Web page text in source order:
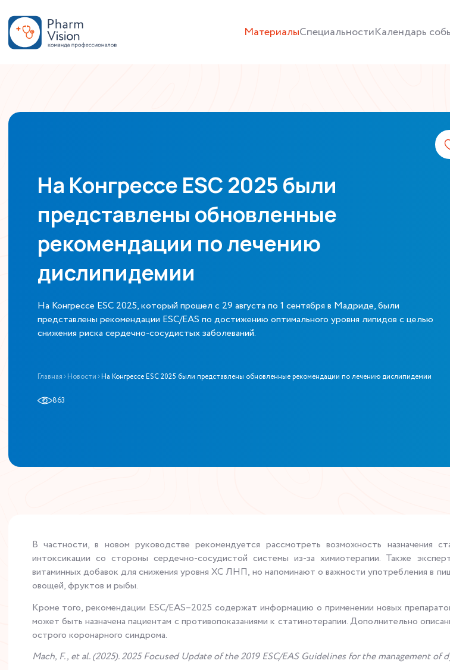
МатериалыСпециальностиКалендарь
На Конгрессе ESC 2025 были
представлены обновленные
рекомендации по лечению
дислипидемии
На Конгрессе ESC 2025, который прошел с 29 августа по 1 сентября в Мадриде, были
представлены рекомендации ESC/EAS по достижению оптимального уровня липидов с целью
снижения риска сердечно-сосудистых заболеваний.
Главная Новости На Конгрессе ESC 2025 были представлены обновленные рекомендации по лечению дислипидемии
863
В частности, в новом руководстве рекомендуется рассмотреть возможность назначения
интоксикации со стороны сердечно-сосудистой системы из-за химиотерапии. Также
витаминных добавок для снижения уровня ХС ЛНП, но напоминают о важности употребления в
овощей, фруктов и рыбы.
Кроме того, рекомендации ESC/EAS–2025 содержат информацию о применении новых
может быть назначена пациентам с противопоказаниями к статинотерапии. Дополнительно
острого коронарного синдрома.
Mach, F., et al. (2025). 2025 Focused Update of the 2019 ESC/EAS Guidelines for the management of